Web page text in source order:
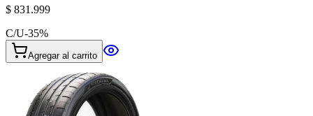
$ 831.999
C/U-35%
Agregar al carrito